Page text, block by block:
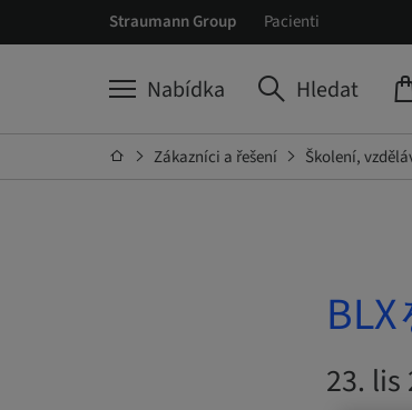
Straumann Group Pacienti
Nabídka Hledat
Zákazníci a řešení Školení,
23. lis